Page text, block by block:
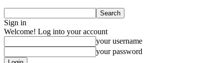
Sign in
Welcome! Log into your account
your username
your password